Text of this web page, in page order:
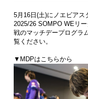
5月16日(土)にノエビアス
2025/26 SOMPO WEリ
戦のマッチデープログラ
覧ください。
▼MDPはこちらから